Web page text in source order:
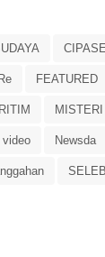
FEATURED
MISTERI
video Newsda
SELEB